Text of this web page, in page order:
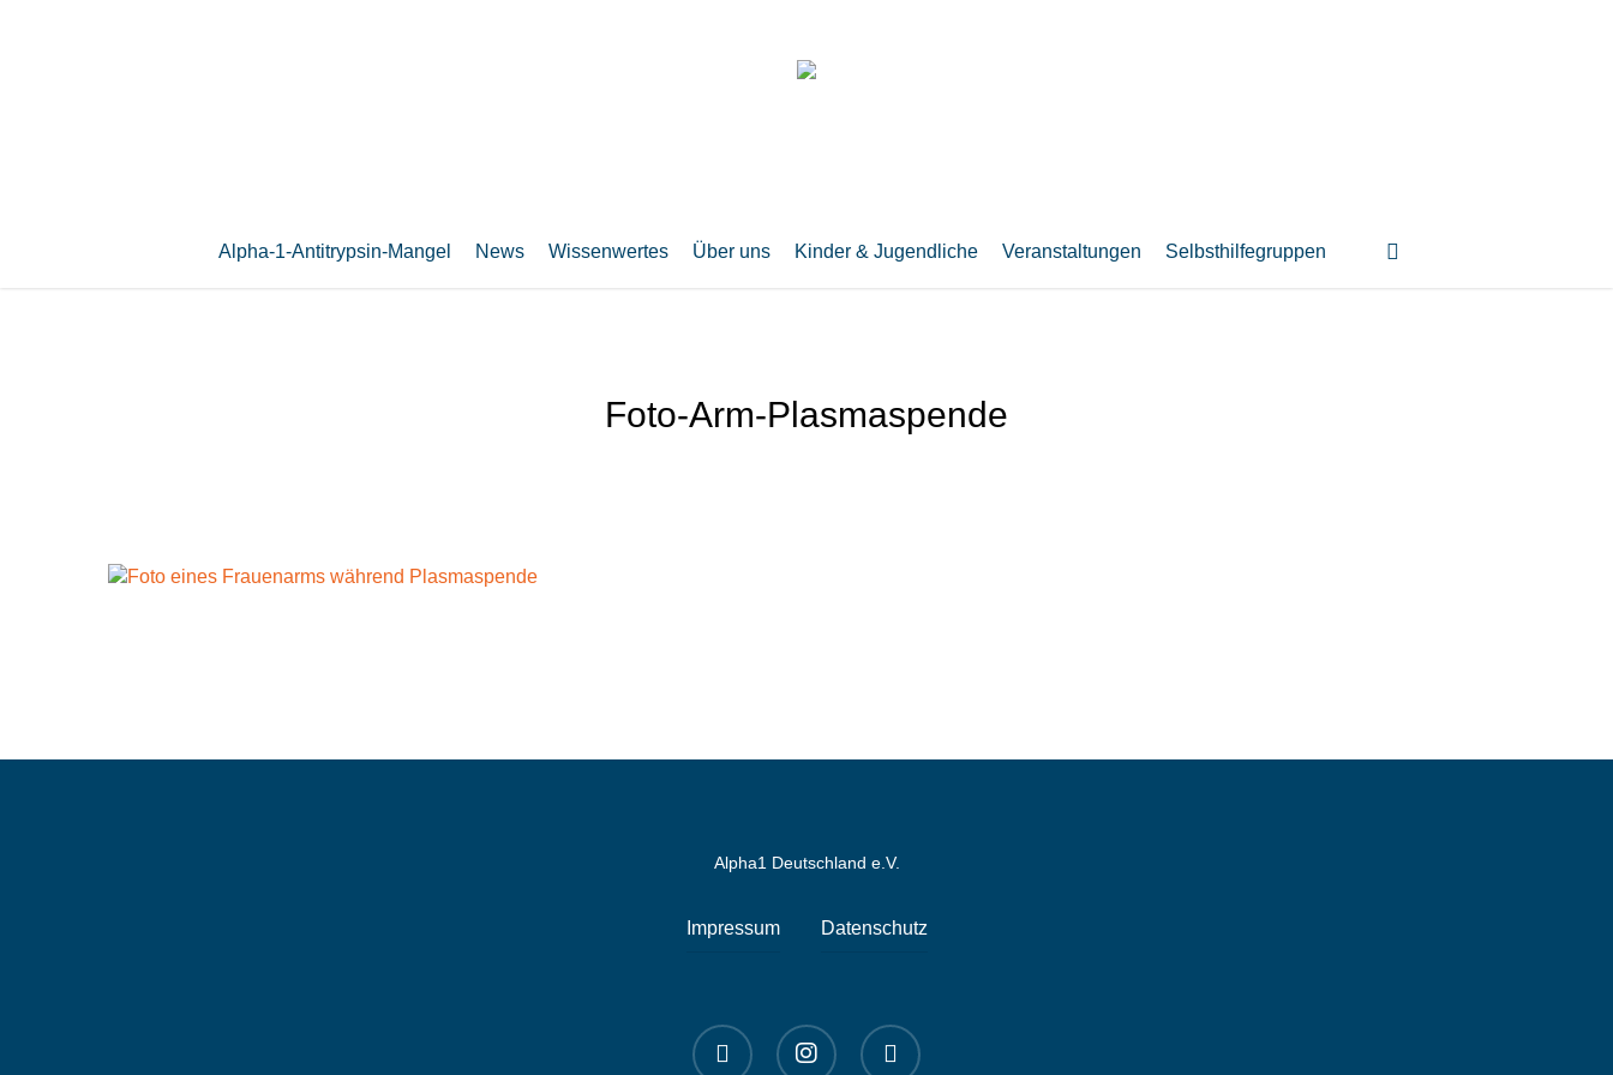
Alpha-1-Antitrypsin-Mangel News Wissenwertes Über uns Kinder & Jugendliche Veranstaltungen Selbsthilfegruppen
Foto-Arm-Plasmaspende
Alpha1 Deutschland e.V.
Impressum Datenschutz
linkedin instagram spotify